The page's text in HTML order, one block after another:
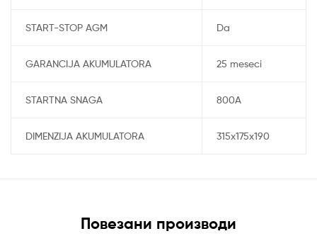
START-STOP AGM Da
GARANCIJA AKUMULATORA 25 meseci
STARTNA SNAGA 800A
DIMENZIJA AKUMULATORA 315x175x190
Повезани производи